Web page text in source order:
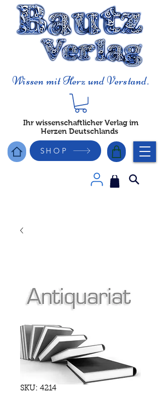
Wissen mit Herz und Verstand.
Ihr wissenschaftlicher Verlag im
Herzen Deutschlands
SHOP
SKU: 4214